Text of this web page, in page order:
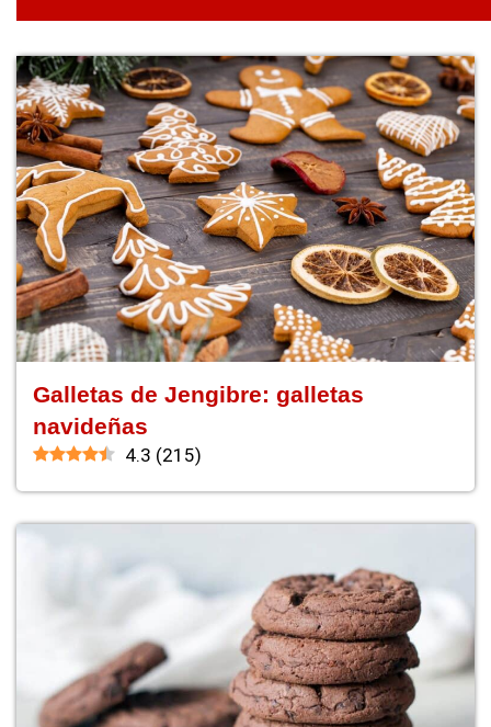
Galletas de Jengibre: galletas
navideñas
4.3 (215)